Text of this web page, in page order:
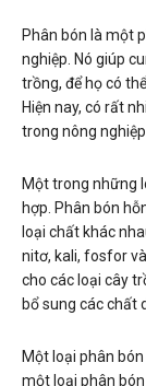
Phân bón là một
nghiệp. Nó giúp
trồng, để họ có
Hiện nay, có rất
trong nông nghiệp.
Một trong những
hợp. Phân bón
loại chất khác
nitơ, kali, fosfor
cho các loại cây
bổ sung các chất
Một loại phân
một loại phân